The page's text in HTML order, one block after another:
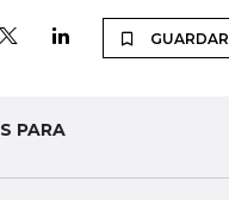
GUARDAR
PARA